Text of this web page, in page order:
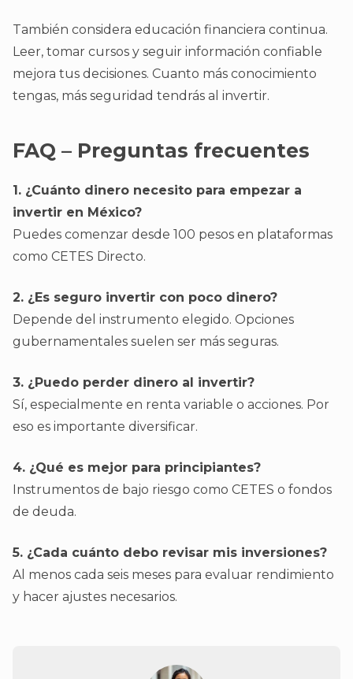
También considera educación financiera continua.
Leer, tomar cursos y seguir información confiable
mejora tus decisiones. Cuanto más conocimiento
tengas, más seguridad tendrás al invertir.
FAQ – Preguntas frecuentes
1. ¿Cuánto dinero necesito para empezar a
invertir en México?
Puedes comenzar desde 100 pesos en plataformas
como CETES Directo.
2. ¿Es seguro invertir con poco dinero?
Depende del instrumento elegido. Opciones
gubernamentales suelen ser más seguras.
3. ¿Puedo perder dinero al invertir?
Sí, especialmente en renta variable o acciones. Por
eso es importante diversificar.
4. ¿Qué es mejor para principiantes?
Instrumentos de bajo riesgo como CETES o fondos
de deuda.
5. ¿Cada cuánto debo revisar mis inversiones?
Al menos cada seis meses para evaluar rendimiento
y hacer ajustes necesarios.